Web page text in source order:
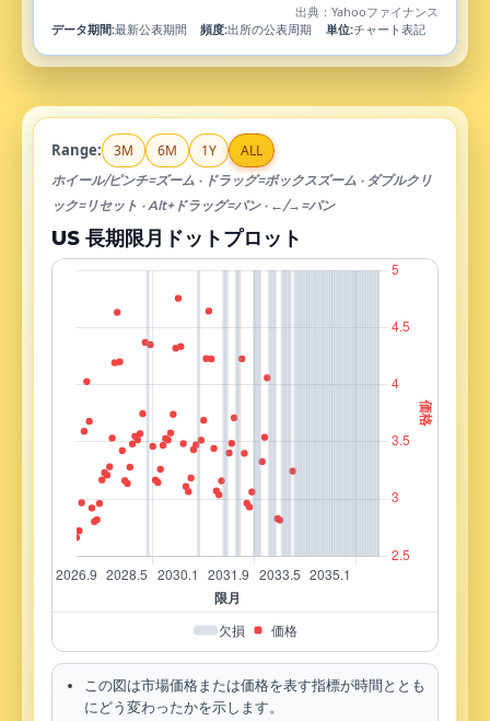
出典： Yahooファイナンス
データ期間:最新公表期間 頻度:出所の公表周期 単位:チャート表記
Range: 3M 6M 1Y ALL
ホイール/ピンチ=ズーム · ドラッグ=ボックスズーム · ダブルクリ
ック=リセット · Alt+ドラッグ=パン · ←/→=パン
US 長期限月ドットプロット
欠損 価格
この図は市場価格または価格を表す指標が時間ととも
にどう変わったかを示します。